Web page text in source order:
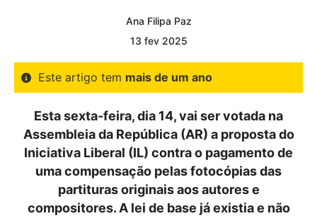
Ana Filipa Paz
13 fev 2025
Este artigo tem mais de um ano
Esta sexta-feira, dia 14, vai ser votada na
Assembleia da República (AR) a proposta do
Iniciativa Liberal (IL) contra o pagamento de
uma compensação pelas fotocópias das
partituras originais aos autores e
compositores. A lei de base já existia e não